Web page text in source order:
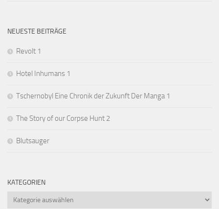
NEUESTE BEITRÄGE
Revolt 1
Hotel Inhumans 1
Tschernobyl Eine Chronik der Zukunft Der Manga 1
The Story of our Corpse Hunt 2
Blutsauger
KATEGORIEN
Kategorien